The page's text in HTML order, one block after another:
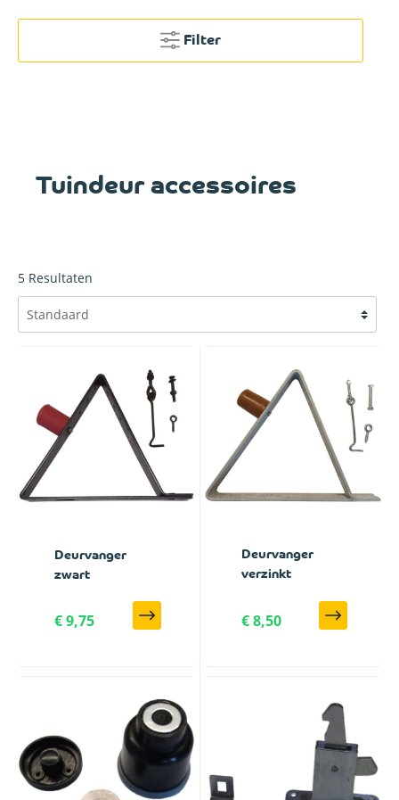
Filter
Tuindeur accessoires
5 Resultaten
Deurvanger
zwart
€ 9,75
Deurvanger
verzinkt
€ 8,50